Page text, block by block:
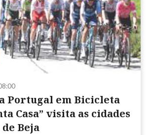
a Portugal em Bicicleta
Casa” visita as cidades
de Beja